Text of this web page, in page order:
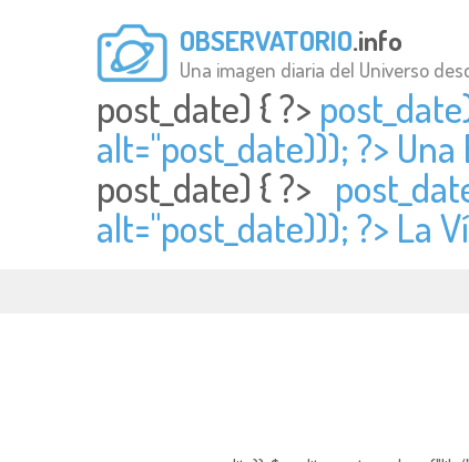
OBSERVATORIO.info
Una imagen diaria del Universo
post_date) { ?>
alt="post_date))); ?>
post_date) { ?>
alt="post_date))); ?> La